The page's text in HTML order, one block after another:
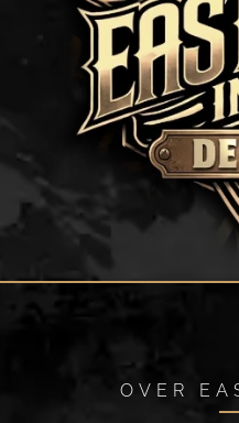
OVER